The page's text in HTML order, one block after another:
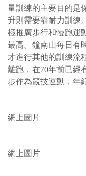
量訓練的主要目的是
升則需要靠耐力訓練
極推廣步行和慢跑運
最高。鐘南山每日有
才進行其他的訓練流
離跑，在70年前已經
步作為競技運動，年
網上圖片
網上圖片